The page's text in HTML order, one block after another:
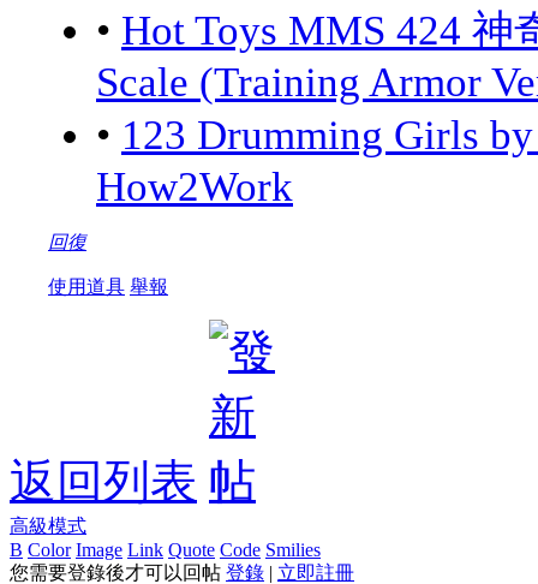
• Hot Toys MMS 424 神
Scale (Training Armor
• 123 Drumming Girls
How2Work
回復
使用道具 舉報
返回列表
高級模式
B Color Image Link Quote Code Smilies
您需要登錄後才可以回帖 登錄 | 立即註冊